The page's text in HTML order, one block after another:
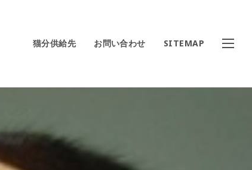
猫分供給先 お問い合わせ SITEMAP